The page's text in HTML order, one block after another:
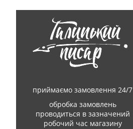
приймаємо замовлення 24/7
обробка замовлень
проводиться в зазначений
робочий час магазину